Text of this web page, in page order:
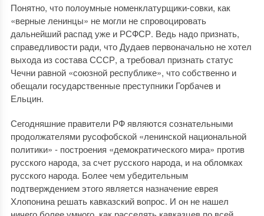
Понятно, что полоумные номенклатурщики-совки, как
«верные ленинцы» не могли не спровоцировать
дальнейший распад уже и РСФСР. Ведь надо признать,
справедливости ради, что Дудаев первоначально не хотел
выхода из состава СССР, а требовал признать статус
Чечни равной «союзной республике», что собственно и
обещали государственные преступники Горбачев и
Ельцин.
Сегодняшние правители РФ являются сознательными
продолжателями русофобской «ленинской национальной
политики» - построения «демократического мира» против
русского народа, за счет русского народа, и на обломках
русского народа. Более чем убедительным
подтверждением этого является назначение еврея
Хлопонина решать кавказский вопрос. И он не нашел